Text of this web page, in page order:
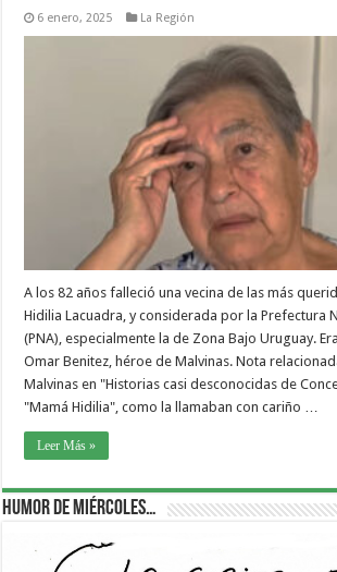
6 enero, 2025 La Región
A los 82 años falleció una vecina de las más
Hidilia Lacuadra, y considerada por la Prefectura
(PNA), especialmente la de Zona Bajo Uruguay.
Omar Benitez, héroe de Malvinas. Nota
Malvinas en "Historias casi desconocidas de
"Mamá Hidilia", como la llamaban con cariño …
Leer Más »
Humor de Miércoles…